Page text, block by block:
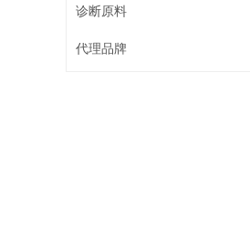
诊断原料
代理品牌